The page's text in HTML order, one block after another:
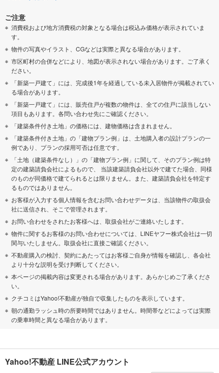
ご注意
消費税および地方消費税の対象となる場合は税込み価格が表示されていま
す。
物件の写真やイラスト、CGなどは実際と異なる場合があります。
市区町村の合併などにより、地図が表示されない場合があります。ご了承く
ださい。
「新築一戸建て」には、完成後1年を経過している未入居物件が掲載されてい
る場合があります。
「新築一戸建て」には、販売住戸が複数の物件は、全ての住戸に該当しない
項目もあります。各問い合わせ先にご確認ください。
「建築条件付き土地」の価格には、建物価格は含まれません。
「建築条件付き土地」の「建物プラン例」は、土地購入者の設計プランの一
例であり、プランの採用可否は任意です。
「土地（建築条件なし）」の「建物プラン例」に関して、そのプラン例は特
定の建築請負会社によるもので、 当該建築請負会社以外で建てた場合、同様
のものが同価格で建てられるとは限りません。また、建築請負会社を特定す
るものではありません。
お客様が入力する個人情報を含むお問い合わせデータは、当該物件の取扱会
社に送信され、そこで管理されます。
お問い合わせをされたお客様へは、取扱会社がご連絡いたします。
物件に関するお客様のお問い合わせについては、LINEヤフー株式会社は一切
関与いたしません。取扱会社に直接ご確認ください。
不動産購入の検討、契約にあたってはお客様ご自身が情報を確認し、各会社
より十分な説明を受け判断してください。
本ページの掲載内容は変更される場合があります。あらかじめご了承くださ
い。
クチコミはYahoo!不動産が独自で収集したものを表示しています。
朝の通勤ラッシュ時の所要時間ではありません。時間帯などによっては実際
の乗車時間と異なる場合があります。
Yahoo!不動産 LINE公式アカウント